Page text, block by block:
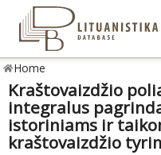
Home
Kraštovaizdžio
integralus
istoriniams ir
kraštovaizdžio